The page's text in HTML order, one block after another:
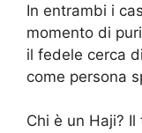
In entrambi i
momento di
il fedele cerca
come persona
Chi è un Haji?